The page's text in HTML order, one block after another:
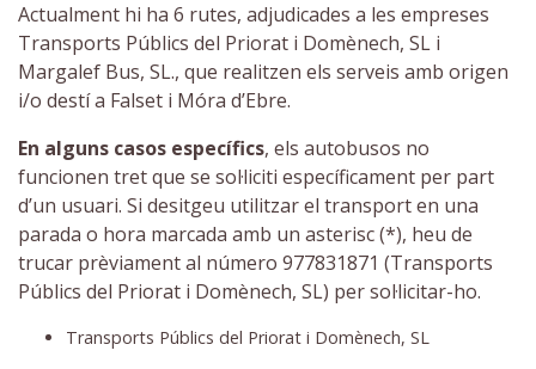
Actualment hi ha 6 rutes, adjudicades a les empreses
Transports Públics del Priorat i Domènech, SL i
Margalef Bus, SL., que realitzen els serveis amb origen
i/o destí a Falset i Móra d’Ebre.
En alguns casos específics, els autobusos no
funcionen tret que se sol·liciti específicament per part
d’un usuari. Si desitgeu utilitzar el transport en una
parada o hora marcada amb un asterisc (*), heu de
trucar prèviament al número 977831871 (Transports
Públics del Priorat i Domènech, SL) per sol·licitar-ho.
Transports Públics del Priorat i Domènech, SL